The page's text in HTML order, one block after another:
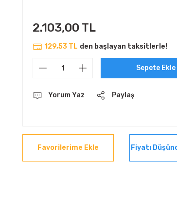
2.103,00 TL
129,53 TL den başlayan taksitlerle!
Sepete Ekle
Yorum Yaz Paylaş
Fiyatı